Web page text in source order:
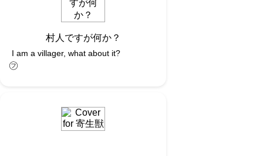
村人ですが何か？
I am a villager, what about it?
㋫